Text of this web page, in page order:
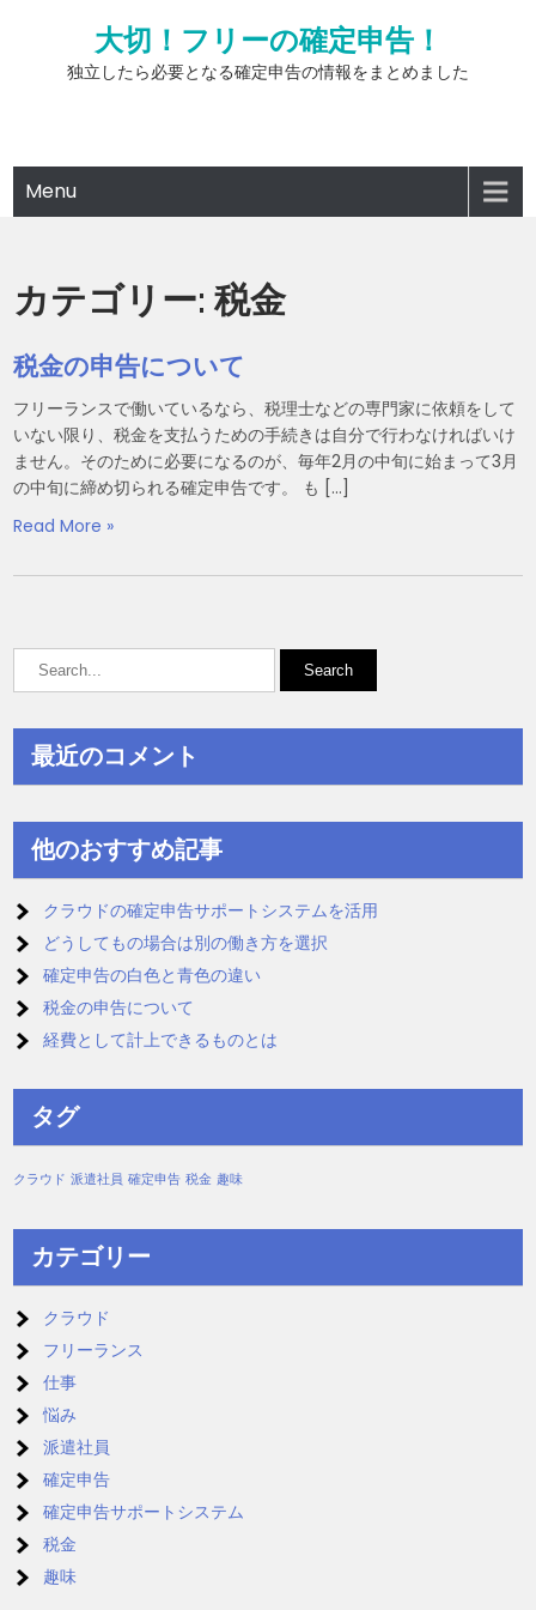
大切！フリーの確定申告！
独立したら必要となる確定申告の情報をまとめました
Menu
カテゴリー:税金
税金の申告について
フリーランスで働いているなら、税理士などの専門家に依頼をして
いない限り、税金を支払うための手続きは自分で行わなければいけ
ません。そのために必要になるのが、毎年2月の中旬に始まって3月
の中旬に締め切られる確定申告です。 も […]
Read More »
最近のコメント
他のおすすめ記事
クラウドの確定申告サポートシステムを活用
どうしてもの場合は別の働き方を選択
確定申告の白色と青色の違い
税金の申告について
経費として計上できるものとは
タグ
クラウド 派遣社員 確定申告 税金 趣味
カテゴリー
クラウド
フリーランス
仕事
悩み
派遣社員
確定申告
確定申告サポートシステム
税金
趣味